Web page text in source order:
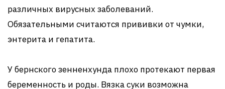
различных вирусных заболеваний.
Обязательными считаются прививки от чумки,
энтерита и гепатита.
У бернского зенненхунда плохо протекают первая
беременность и роды. Вязка суки возможна